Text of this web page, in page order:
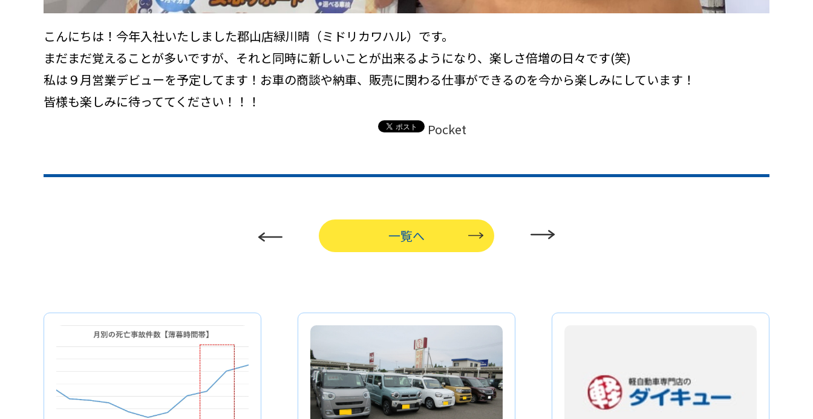
こんにちは！今年入社いたしました郡山店緑川晴（ミドリカワハル）です。
まだまだ覚えることが多いですが、それと同時に新しいことが出来るようになり、楽しさ倍増の日々です(笑)
私は９月営業デビューを予定してます！お車の商談や納車、販売に関わる仕事ができるのを今から楽しみにしています！
皆様も楽しみに待っててください！！！
Pocket
一覧へ